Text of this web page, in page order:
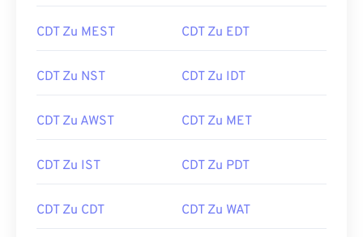
CDT Zu MEST CDT Zu EDT
CDT Zu NST CDT Zu IDT
CDT Zu AWST CDT Zu MET
CDT Zu IST CDT Zu PDT
CDT Zu CDT CDT Zu WAT